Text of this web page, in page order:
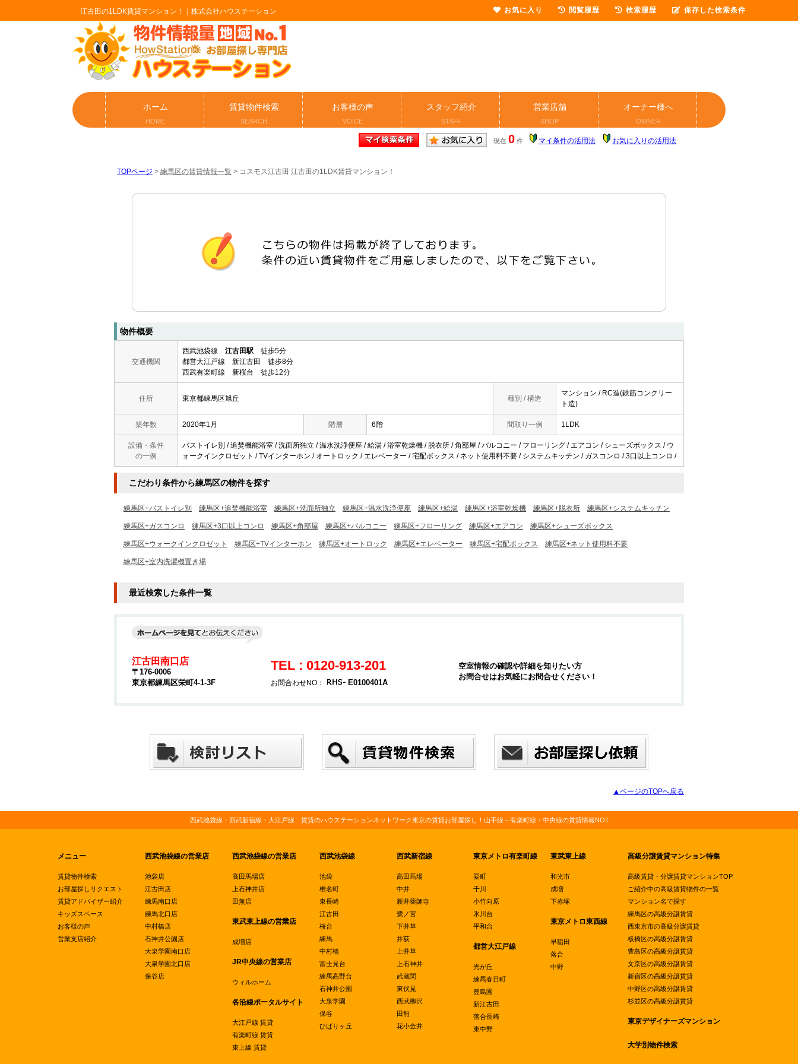
江古田の1LDK賃貸マンション！｜株式会社ハウステーション
ホーム
HOME
賃貸物件検索
SEARCH
お客様の声
VOICE
スタッフ紹介
STAFF
営業店舗
SHOP
オーナー様へ
OWNER
現在 0 件 マイ条件の活用法 お気に入りの活用法
TOPページ > 練馬区の賃貸情報一覧 > コスモス江古田 江古田の1LDK賃貸マンション！
物件概要
交通機関
西武池袋線 江古田駅 徒歩5分
都営大江戸線 新江古田 徒歩8分
西武有楽町線 新桜台 徒歩12分
住所 東京都練馬区旭丘 種別 / 構造
マンション / RC造(鉄筋コンクリー
ト造)
築年数 2020年1月 階層 6階 間取り一例 1LDK
設備・条件
の一例
バストイレ別 / 追焚機能浴室 / 洗面所独立 / 温水洗浄便座 / 給湯 / 浴室乾燥機 / 脱衣所 / 角部屋 / バルコニー / フローリング / エアコン / シューズボックス / ウ
ォークインクロゼット / TVインターホン / オートロック / エレベーター / 宅配ボックス / ネット使用料不要 / システムキッチン / ガスコンロ / 3口以上コンロ /
こだわり条件から練馬区の物件を探す
練馬区+バストイレ別 練馬区+追焚機能浴室 練馬区+洗面所独立 練馬区+温水洗浄便座 練馬区+給湯 練馬区+浴室乾燥機 練馬区+脱衣所 練馬区+システムキッチン
練馬区+ガスコンロ 練馬区+3口以上コンロ 練馬区+角部屋 練馬区+バルコニー 練馬区+フローリング 練馬区+エアコン 練馬区+シューズボックス
練馬区+ウォークインクロゼット 練馬区+TVインターホン 練馬区+オートロック 練馬区+エレベーター 練馬区+宅配ボックス 練馬区+ネット使用料不要
練馬区+室内洗濯機置き場
最近検索した条件一覧
江古田南口店
〒176-0006
東京都練馬区栄町4-1-3F
TEL : 0120-913-201
お問合わせNO： E0100401A
空室情報の確認や詳細を知りたい方
お問合せはお気軽にお問合せください！
▲ページのTOPへ戻る
西武池袋線・西武新宿線・大江戸線 賃貸のハウステーションネットワーク東京の賃貸お部屋探し！山手線～有楽町線・中央線の賃貸情報NO1
メニュー
賃貸物件検索
お部屋探しリクエスト
賃貸アドバイザー紹介
キッズスペース
お客様の声
営業支店紹介
西武池袋線の営業店
池袋店
江古田店
練馬南口店
練馬北口店
中村橋店
石神井公園店
大泉学園南口店
大泉学園北口店
保谷店
西武池袋線の営業店
高田馬場店
上石神井店
田無店
東武東上線の営業店
成増店
JR中央線の営業店
ウィルホーム
各沿線ポータルサイト
大江戸線 賃貸
有楽町線 賃貸
東上線 賃貸
西武池袋線
池袋
椎名町
東長崎
江古田
桜台
練馬
中村橋
富士見台
練馬高野台
石神井公園
大泉学園
保谷
ひばりヶ丘
西武新宿線
高田馬場
中井
新井薬師寺
鷺ノ宮
下井草
井荻
上井草
上石神井
武蔵関
東伏見
西武柳沢
田無
花小金井
東京メトロ有楽町線
要町
千川
小竹向原
氷川台
平和台
都営大江戸線
光が丘
練馬春日町
豊島園
新江古田
落合長崎
東中野
東武東上線
和光市
成増
下赤塚
東京メトロ東西線
早稲田
落合
中野
高級分譲賃貸マンション特集
高級賃貸・分譲賃貸マンションTOP
ご紹介中の高級賃貸物件の一覧
マンション名で探す
練馬区の高級分譲賃貸
西東京市の高級分譲賃貸
板橋区の高級分譲賃貸
豊島区の高級分譲賃貸
文京区の高級分譲賃貸
新宿区の高級分譲賃貸
中野区の高級分譲賃貸
杉並区の高級分譲賃貸
東京デザイナーズマンション
大学別物件検索
お気に入り 閲覧履歴 検索履歴 保存した検索条件